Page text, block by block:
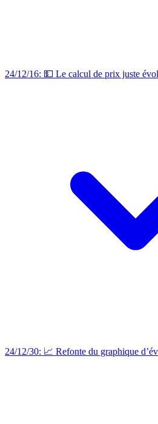
24/12/16: 💵 Le calcul de prix juste
24/12/30: 📈 Refonte du graphique